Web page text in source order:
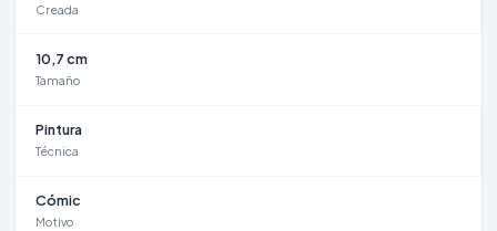
Creada
10,7 cm
Tamaño
Pintura
Técnica
Cómic
Motivo